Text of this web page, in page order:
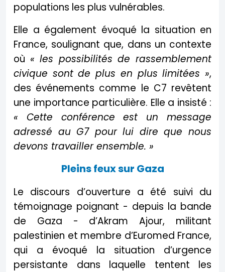
populations les plus vulnérables.
Elle a également évoqué la situation en
France, soulignant que, dans un contexte
où « les possibilités de rassemblement
civique sont de plus en plus limitées »,
des événements comme le C7 revêtent
une importance particulière. Elle a insisté :
« Cette conférence est un message
adressé au G7 pour lui dire que nous
devons travailler ensemble. »
Pleins feux sur Gaza
Le discours d’ouverture a été suivi du
témoignage poignant - depuis la bande
de Gaza - d’Akram Ajour, militant
palestinien et membre d’Euromed France,
qui a évoqué la situation d’urgence
persistante dans laquelle tentent les